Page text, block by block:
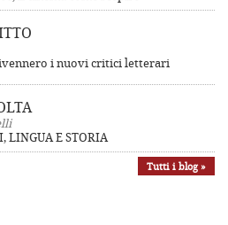
i nuovi critici letterari
LINGUA E STORIA
Tutti i blog »